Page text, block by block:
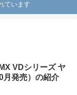
ています
VDシリーズ ヤ
月発売）の紹介